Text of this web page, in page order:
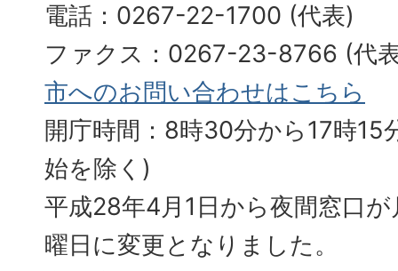
電話：0267-22-1700 (代表)
ファクス：0267-23-8766 (
市へのお問い合わせはこちら
開庁時間：8時30分から17時15
始を除く)
平成28年4月1日から夜間窓口
曜日に変更となりました。